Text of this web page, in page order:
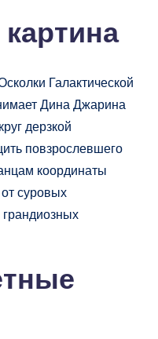
Галактической
Дина Джарина
дерзкой
повзрослевшего
координаты
суровых